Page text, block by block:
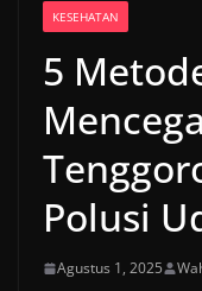
KESEHATAN
5
Polusi
Agustus 1, 2025